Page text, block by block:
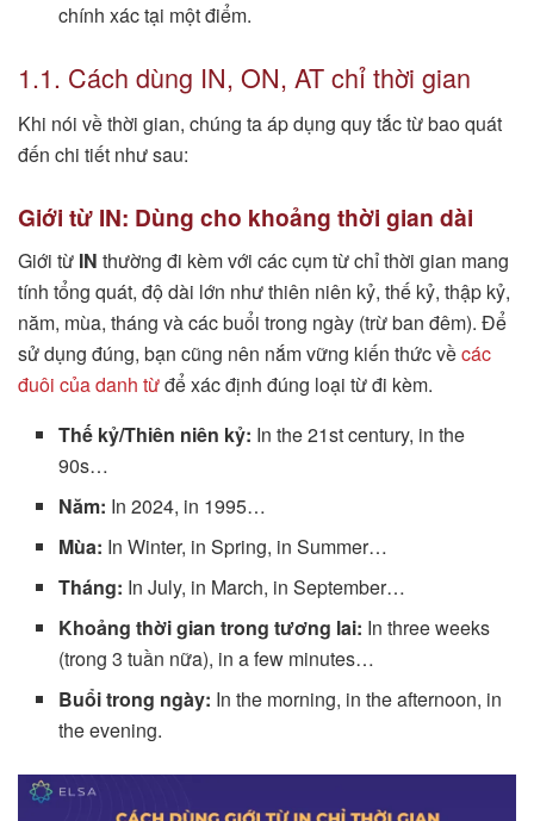
chính xác tại một điểm.
1.1. Cách dùng IN, ON, AT chỉ thời gian
Khi nói về thời gian, chúng ta áp dụng quy tắc từ bao quát
đến chi tiết như sau:
Giới từ IN: Dùng cho khoảng thời gian dài
Giới từ IN thường đi kèm với các cụm từ chỉ thời gian mang
tính tổng quát, độ dài lớn như thiên niên kỷ, thế kỷ, thập kỷ,
năm, mùa, tháng và các buổi trong ngày (trừ ban đêm). Để
sử dụng đúng, bạn cũng nên nắm vững kiến thức vềcác
đuôi của danh từđể xác định đúng loại từ đi kèm.
Thế kỷ/Thiên niên kỷ: In the 21st century, in the
90s…
Năm: In 2024, in 1995…
Mùa: In Winter, in Spring, in Summer…
Tháng: In July, in March, in September…
Khoảng thời gian trong tương lai: In three weeks
(trong 3 tuần nữa), in a few minutes…
Buổi trong ngày: In the morning, in the afternoon, in
the evening.